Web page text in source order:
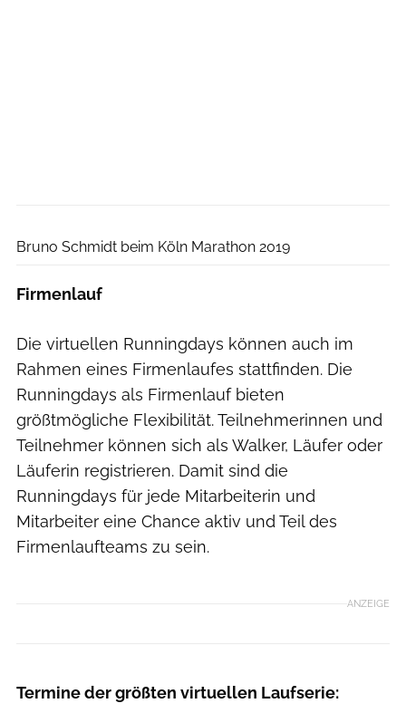
Bruno Schmidt beim Köln Marathon 2019
Firmenlauf
Die virtuellen Runningdays können auch im
Rahmen eines Firmenlaufes stattfinden. Die
Runningdays als Firmenlauf bieten
größtmögliche Flexibilität. Teilnehmerinnen und
Teilnehmer können sich als Walker, Läufer oder
Läuferin registrieren. Damit sind die
Runningdays für jede Mitarbeiterin und
Mitarbeiter eine Chance aktiv und Teil des
Firmenlaufteams zu sein.
ANZEIGE
Termine der größten virtuellen Laufserie: